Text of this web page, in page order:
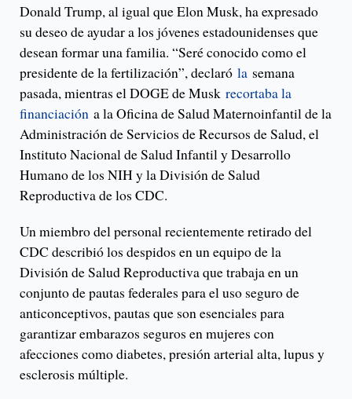
Donald Trump, al igual que Elon Musk, ha expresado
su deseo de ayudar a los jóvenes estadounidenses que
desean formar una familia. “Seré conocido como el
presidente de la fertilización”, declaró la semana
pasada, mientras el DOGE de Musk recortaba la
financiación a la Oficina de Salud Maternoinfantil de la
Administración de Servicios de Recursos de Salud, el
Instituto Nacional de Salud Infantil y Desarrollo
Humano de los NIH y la División de Salud
Reproductiva de los CDC.
Un miembro del personal recientemente retirado del
CDC describió los despidos en un equipo de la
División de Salud Reproductiva que trabaja en un
conjunto de pautas federales para el uso seguro de
anticonceptivos, pautas que son esenciales para
garantizar embarazos seguros en mujeres con
afecciones como diabetes, presión arterial alta, lupus y
esclerosis múltiple.